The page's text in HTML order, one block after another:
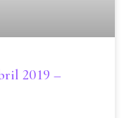
2019 –